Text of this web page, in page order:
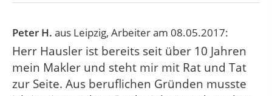
Peter H. aus Leipzig, Arbeiteram 08.05.2017:
Herr Hausler ist bereits seit über 10 Jahren
mein Makler und steht mir mit Rat und Tat
zur Seite. Aus beruflichen Gründen musste